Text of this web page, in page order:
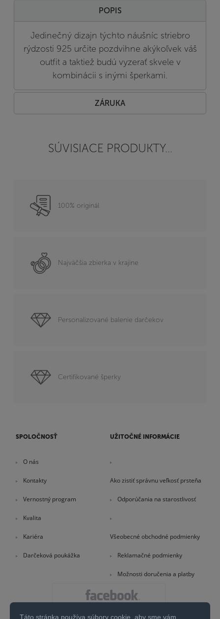
POPIS
Jedinečný dizajn týchto náušníc striebro
rýdzosti 925 určite pozdvihne akýkoľvek váš
outfit a taktiež budú vyzerať skvele v
kombinácii s inými šperkami.
ZÁRUKA
SÚVISIACE PRODUKTY...
100% originál
Najväčšia zbierka v krajine
Personalizované balenie darčekov
Certifikované šperky
SPOLOČNOSŤ
O nás
Kontakty
Vernostný program
Kvalita
Kariéra
Darčeková poukážka
UŽITOČNÉ INFORMÁCIE
Ako zistiť správnu veľkosť prsteňa
Odporúčania na starostlivosť
Všeobecné obchodné podmienky
Reklamačné podmienky
Možnosti doručenia a platby
Táto stránka používa súbory cookie, aby sme vám